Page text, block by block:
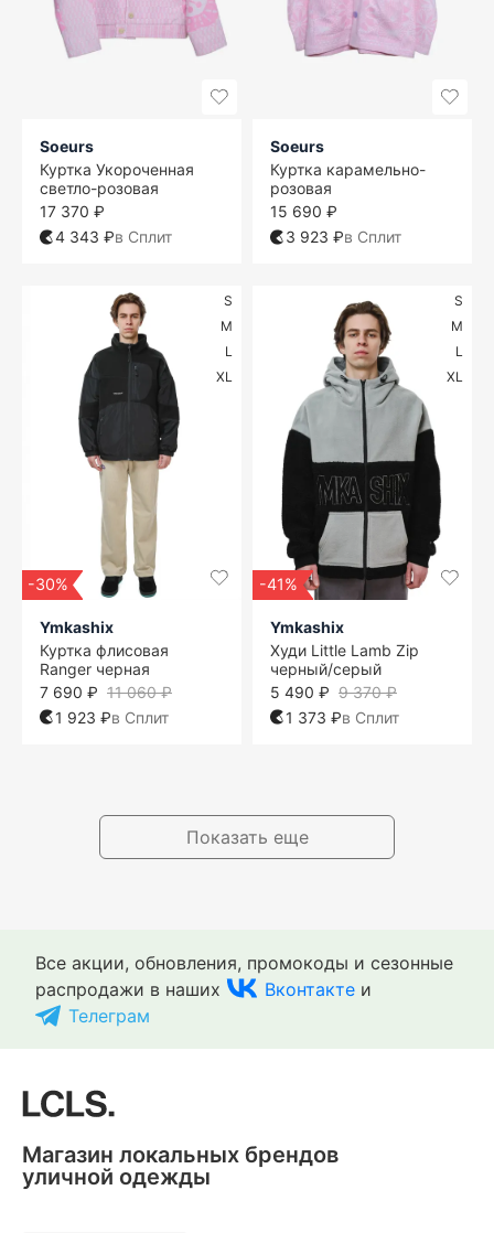
Soeurs
Куртка Укороченная
светло-розовая
17 370 ₽
4 343 ₽в Сплит
Soeurs
Куртка карамельно-
розовая
15 690 ₽
3 923 ₽в Сплит
S
M
L
XL
-30%
Ymkashix
Куртка флисовая
Ranger черная
11 060 ₽
7 690 ₽
1 923 ₽в Сплит
S
M
L
XL
-41%
Ymkashix
Худи Little Lamb Zip
черный/серый
9 370 ₽
5 490 ₽
1 373 ₽в Сплит
Показать еще
Все акции, обновления, промокоды и сезонные
распродажи в наших
Вконтакте и
Телеграм
Магазин локальных брендов
уличной одежды